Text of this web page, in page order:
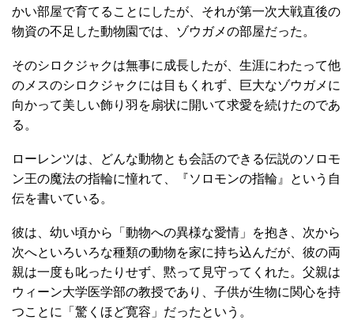
かい部屋で育てることにしたが、それが第一次大戦直後の
物資の不足した動物園では、ゾウガメの部屋だった。
そのシロクジャクは無事に成長したが、生涯にわたって他
のメスのシロクジャクには目もくれず、巨大なゾウガメに
向かって美しい飾り羽を扇状に開いて求愛を続けたのであ
る。
ローレンツは、どんな動物とも会話のできる伝説のソロモ
ン王の魔法の指輪に憧れて、『ソロモンの指輪』という自
伝を書いている。
彼は、幼い頃から「動物への異様な愛情」を抱き、次から
次へといろいろな種類の動物を家に持ち込んだが、彼の両
親は一度も叱ったりせず、黙って見守ってくれた。父親は
ウィーン大学医学部の教授であり、子供が生物に関心を持
つことに「驚くほど寛容」だったという。